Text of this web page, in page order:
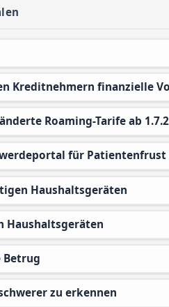
Kreditnehmern finanzielle
Roaming-Tarife ab
für
Haushaltsgeräten
Haushaltsgeräten
Betrug
zu erkennen